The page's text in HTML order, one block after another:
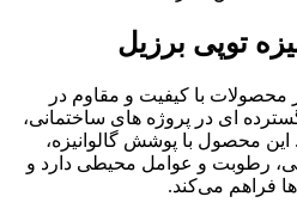
توپی برزیل
محصولات با کیفیت و مقاوم در
‌ای در پروژه‌ های ساختمانی،
محصول با پوشش گالوانیزه،
رطوبت و عوامل محیطی دارد و
فراهم می‌کند.